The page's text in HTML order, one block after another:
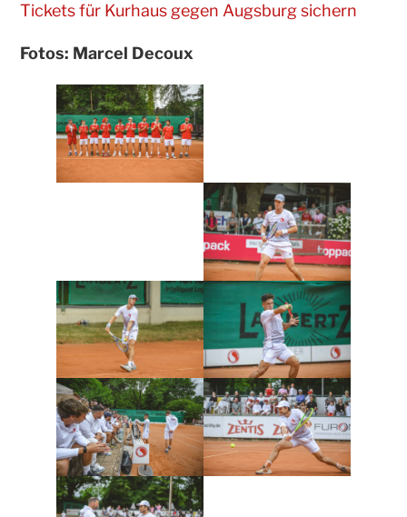
Tickets für Kurhaus gegen Augsburg sichern
Fotos: Marcel Decoux